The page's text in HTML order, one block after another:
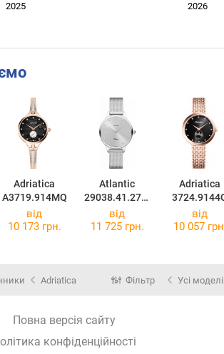
2026
2025
Adriatica
A3719.914MQ
Atlantic
29038.41.27M
B
Adriatica
від
10 173 грн.
від
11 725 грн.
від
10 057
Adriatica Фільтр Усі моделі
Повна версія сайту
конфіденційності